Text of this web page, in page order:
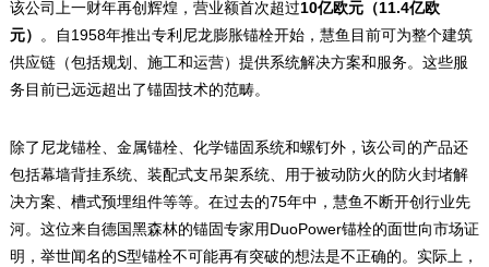
该公司上一财年再创辉煌，营业额首次超过10亿欧元（11.4亿欧
元） 。自 1958年推出专利尼龙膨胀锚栓开始，慧鱼目前可为整个建筑
供应链（包括规划、施工和运营）提供系统解决方案和服务。这些服
务目前已远远超出了锚固技术的范畴。
除了尼龙锚栓、金属锚栓、化学锚固系统和螺钉外，该公司的产品还
包括幕墙背挂系统、装配式支吊架系统、用于被动防火的防火封堵解
决方案、槽式预埋组件等等。在过去的75年中，慧鱼不断开创行业先
河。这位来自德国黑森林的锚固专家用 DuoPower锚栓的面世向市场证
明，举世闻名的S型锚栓不可能再有突破的想法是不正确的。实际上，